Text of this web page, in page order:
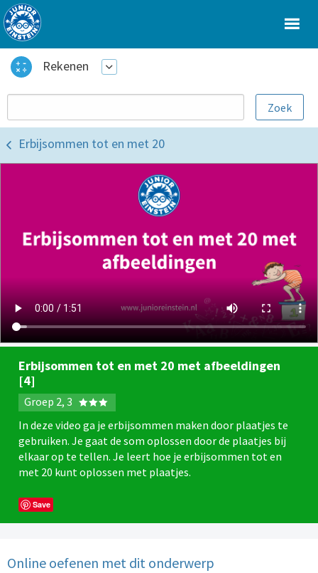
Rekenen
Erbijsommen tot en met 20
Erbijsommen tot en met 20 met afbeeldingen
[4]
Groep 2, 3
In deze video ga je erbijsommen maken door plaatjes te
gebruiken. Je gaat de som oplossen door de plaatjes bij
elkaar op te tellen. Je leert hoe je erbijsommen tot en
met 20 kunt oplossen met plaatjes.
Save
Online oefenen met dit onderwerp